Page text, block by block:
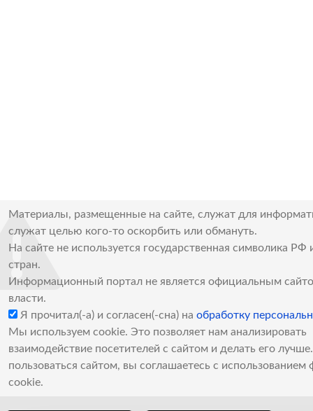
Материалы, размещенные на сайте, служат для
служат целью кого-то оскорбить или обмануть.
На сайте не используется государственная символика РФ
стран.
Информационный портал не является официальным
власти.
Я прочитал(-а) и согласен(-сна) на обработку
Мы используем cookie. Это позволяет нам анализировать
взаимодействие посетителей с сайтом и делать его
пользоваться сайтом, вы соглашаетесь с использованием
cookie.